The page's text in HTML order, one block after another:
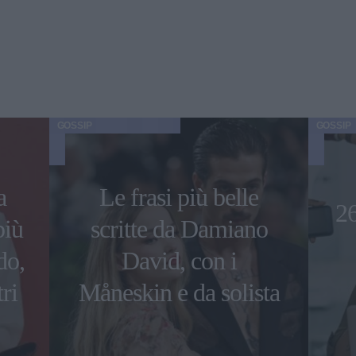
Le frasi più belle
scritte da Damiano
David, con i
Måneskin e da solista